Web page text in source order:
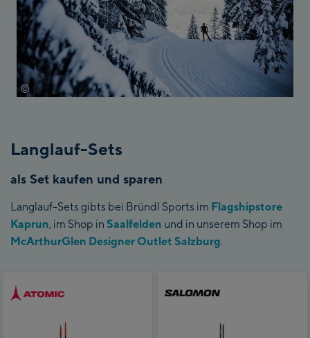
© Salomon
Langlauf-Sets
als Set kaufen und sparen
Langlauf-Sets gibts bei Bründl Sports im Flagshipstore
Kaprun, im Shop in Saalfelden und in unserem Shop im
McArthurGlen Designer Outlet Salzburg.